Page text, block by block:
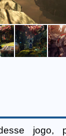
jogo,